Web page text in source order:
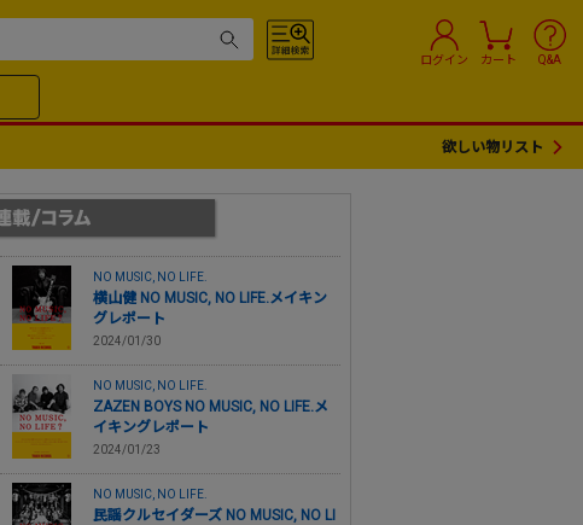
ログイン カート Q&A
欲しい物リスト
NO MUSIC, NO LIFE.
横山健 NO MUSIC, NO LIFE.メイキン
グレポート
2024/01/30
NO MUSIC, NO LIFE.
ZAZEN BOYS NO MUSIC, NO LIFE.メ
イキングレポート
2024/01/23
NO MUSIC, NO LIFE.
民謡クルセイダーズ NO MUSIC, NO LI